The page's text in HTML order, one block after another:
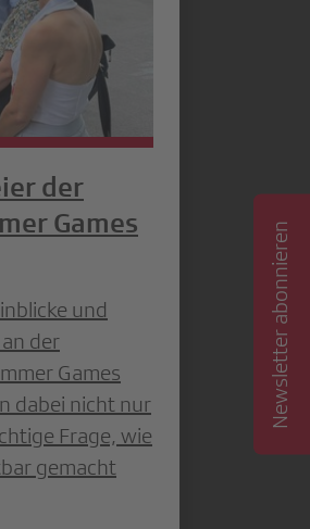
der
Games
und
der
Games
dabei nicht nur
Frage, wie
gemacht
Newsletter abonnieren